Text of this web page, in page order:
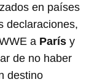
en países
declaraciones,
a París y
de no haber
destino